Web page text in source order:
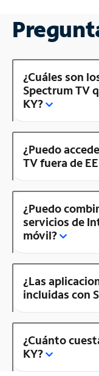
¿Cuáles son
Spectrum TV
KY?
¿Puedo
TV fuera de
¿Puedo
servicios de
móvil?
¿Las
incluidas con
¿Cuánto
KY?